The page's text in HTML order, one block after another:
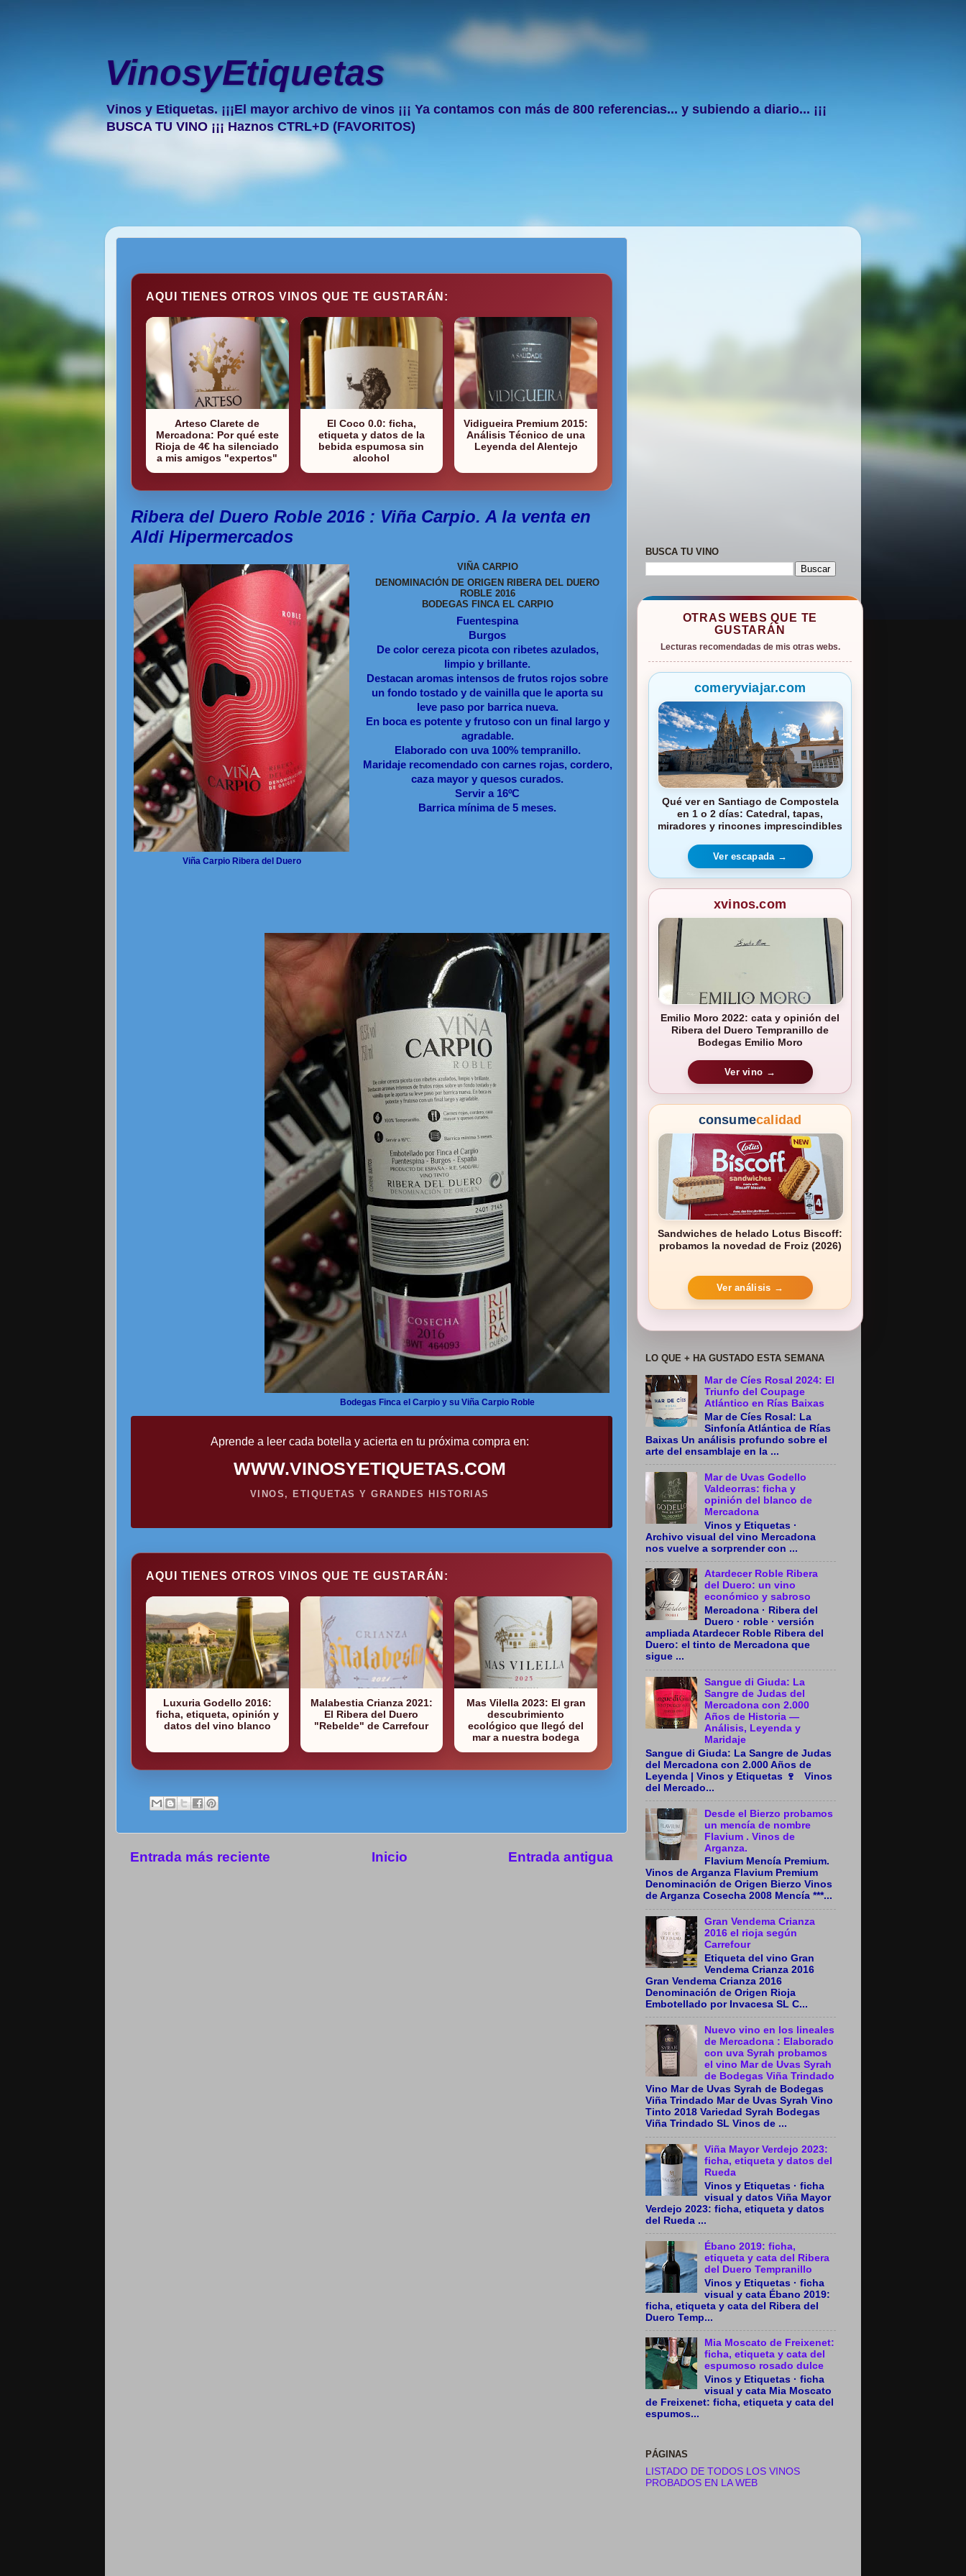
VinosyEtiquetas
Vinos y Etiquetas. ¡¡¡El mayor archivo de vinos ¡¡¡ Ya contamos con más de 800 referencias... y subiendo a diario... ¡¡¡
BUSCA TU VINO ¡¡¡ Haznos CTRL+D (FAVORITOS)
AQUI TIENES OTROS VINOS QUE TE GUSTARÁN:
Arteso Clarete de
Mercadona: Por qué este
Rioja de 4€ ha silenciado
a mis amigos "expertos"
El Coco 0.0: ficha,
etiqueta y datos de la
bebida espumosa sin
alcohol
Vidigueira Premium 2015:
Análisis Técnico de una
Leyenda del Alentejo
Ribera del Duero Roble 2016 : Viña Carpio. A la venta en
Aldi Hipermercados
Viña Carpio Ribera del Duero
VIÑA CARPIO
DENOMINACIÓN DE ORIGEN RIBERA DEL DUERO
ROBLE 2016
BODEGAS FINCA EL CARPIO
Fuentespina
Burgos
De color cereza picota con ribetes azulados,
limpio y brillante.
Destacan aromas intensos de frutos rojos sobre
un fondo tostado y de vainilla que le aporta su
leve paso por barrica nueva.
En boca es potente y frutoso con un final largo y
agradable.
Elaborado con uva 100% tempranillo.
Maridaje recomendado con carnes rojas, cordero,
caza mayor y quesos curados.
Servir a 16ºC
Barrica mínima de 5 meses.
Bodegas Finca el Carpio y su Viña Carpio Roble
Aprende a leer cada botella y acierta en tu próxima compra en:
WWW.VINOSYETIQUETAS.COM
VINOS, ETIQUETAS Y GRANDES HISTORIAS
AQUI TIENES OTROS VINOS QUE TE GUSTARÁN:
Luxuria Godello 2016:
ficha, etiqueta, opinión y
datos del vino blanco
Malabestia Crianza 2021:
El Ribera del Duero
"Rebelde" de Carrefour
Mas Vilella 2023: El gran
descubrimiento
ecológico que llegó del
mar a nuestra bodega
Entrada más reciente Entrada antigua
Inicio
BUSCA TU VINO
OTRAS WEBS QUE TE
GUSTARÁN
Lecturas recomendadas de mis otras webs.
comeryviajar.com
Qué ver en Santiago de Compostela
en 1 o 2 días: Catedral, tapas,
miradores y rincones imprescindibles
Ver escapada →
xvinos.com
Emilio Moro 2022: cata y opinión del
Ribera del Duero Tempranillo de
Bodegas Emilio Moro
Ver vino →
consumecalidad
Sandwiches de helado Lotus Biscoff:
probamos la novedad de Froiz (2026)
Ver análisis →
LO QUE + HA GUSTADO ESTA SEMANA
Mar de Cíes Rosal 2024: El
Triunfo del Coupage
Atlántico en Rías Baixas
Mar de Cíes Rosal: La
Sinfonía Atlántica de Rías
Baixas Un análisis profundo sobre el
arte del ensamblaje en la ...
Mar de Uvas Godello
Valdeorras: ficha y
opinión del blanco de
Mercadona
Vinos y Etiquetas ·
Archivo visual del vino Mercadona
nos vuelve a sorprender con ...
Atardecer Roble Ribera
del Duero: un vino
económico y sabroso
Mercadona · Ribera del
Duero · roble · versión
ampliada Atardecer Roble Ribera del
Duero: el tinto de Mercadona que
sigue ...
Sangue di Giuda: La
Sangre de Judas del
Mercadona con 2.000
Años de Historia —
Análisis, Leyenda y
Maridaje
Sangue di Giuda: La Sangre de Judas
del Mercadona con 2.000 Años de
Leyenda | Vinos y Etiquetas 🍷 Vinos
del Mercado...
Desde el Bierzo probamos
un mencía de nombre
Flavium . Vinos de
Arganza.
Flavium Mencía Premium.
Vinos de Arganza Flavium Premium
Denominación de Origen Bierzo Vinos
de Arganza Cosecha 2008 Mencía ***...
Gran Vendema Crianza
2016 el rioja según
Carrefour
Etiqueta del vino Gran
Vendema Crianza 2016
Gran Vendema Crianza 2016
Denominación de Origen Rioja
Embotellado por Invacesa SL C...
Nuevo vino en los lineales
de Mercadona : Elaborado
con uva Syrah probamos
el vino Mar de Uvas Syrah
de Bodegas Viña Trindado
Vino Mar de Uvas Syrah de Bodegas
Viña Trindado Mar de Uvas Syrah Vino
Tinto 2018 Variedad Syrah Bodegas
Viña Trindado SL Vinos de ...
Viña Mayor Verdejo 2023:
ficha, etiqueta y datos del
Rueda
Vinos y Etiquetas · ficha
visual y datos Viña Mayor
Verdejo 2023: ficha, etiqueta y datos
del Rueda ...
Ébano 2019: ficha,
etiqueta y cata del Ribera
del Duero Tempranillo
Vinos y Etiquetas · ficha
visual y cata Ébano 2019:
ficha, etiqueta y cata del Ribera del
Duero Temp...
Mia Moscato de Freixenet:
ficha, etiqueta y cata del
espumoso rosado dulce
Vinos y Etiquetas · ficha
visual y cata Mia Moscato
de Freixenet: ficha, etiqueta y cata del
espumos...
PÁGINAS
LISTADO DE TODOS LOS VINOS
PROBADOS EN LA WEB